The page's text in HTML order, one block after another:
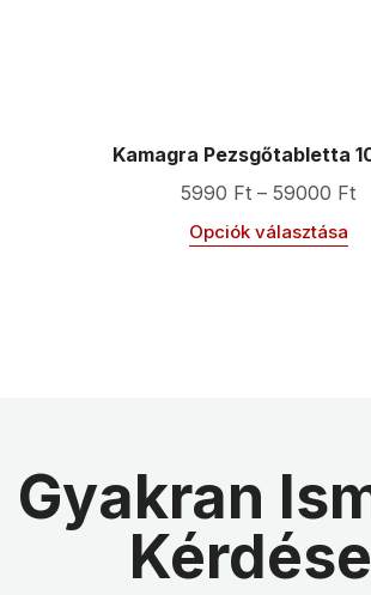
Kamagra Pezsgőtabletta
5990 Ft – 59000 Ft
Opciók választása
Gyakran